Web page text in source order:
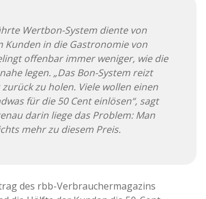
Wertbon-System diente von
Kunden in die Gastronomie von
offenbar immer weniger, wie die
legen. „Das Bon-System reizt
zu holen. Viele wollen einen
für die 50 Cent einlösen“, sagt
darin liege das Problem: Man
mehr zu diesem Preis.
des rbb-Verbrauchermagazins